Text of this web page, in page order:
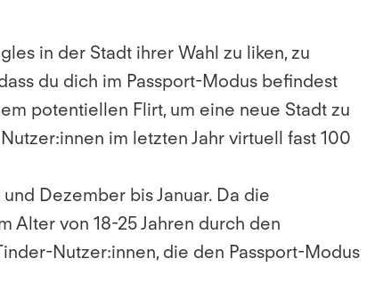
in der Stadt ihrer Wahl zu liken, zu
du dich im Passport-Modus befindest
potentiellen Flirt, um eine neue Stadt zu
im letzten Jahr virtuell fast 100
Dezember bis Januar. Da die
Alter von 18-25 Jahren durch den
Nutzer:innen, die den Passport-Modus